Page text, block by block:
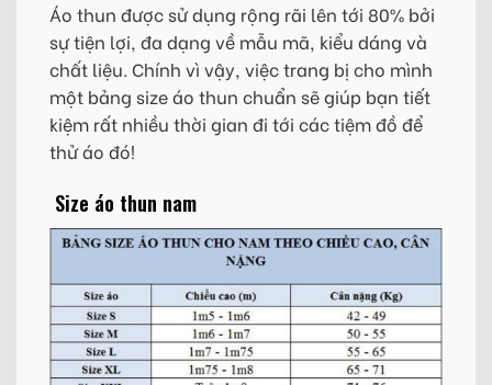
Áo thun được sử dụng rộng rãi lên tới 80% bởi
sự tiện lợi, đa dạng về mẫu mã, kiểu dáng và
chất liệu. Chính vì vậy, việc trang bị cho mình
một bảng size áo thun chuẩn sẽ giúp bạn tiết
kiệm rất nhiều thời gian đi tới các tiệm đồ để
thử áo đó!
Size áo thun nam